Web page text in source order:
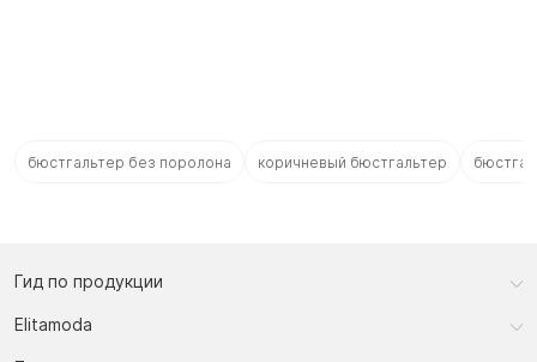
бюстгальтер без поролона коричневый бюстгальтер
Гид по продукции
Elitamoda